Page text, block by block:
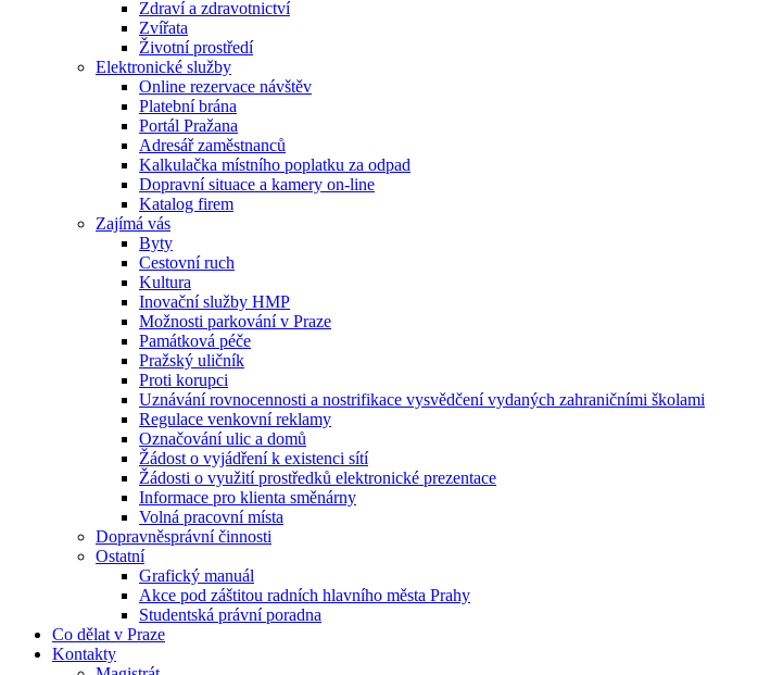
Zdraví a zdravotnictví
Zvířata
Životní prostředí
Elektronické služby
Online rezervace návštěv
Platební brána
Portál Pražana
Adresář zaměstnanců
Kalkulačka místního poplatku za odpad
Dopravní situace a kamery on-line
Katalog firem
Zajímá vás
Byty
Cestovní ruch
Kultura
Inovační služby HMP
Možnosti parkování v Praze
Památková péče
Pražský uličník
Proti korupci
Uznávání rovnocennosti a nostrifikace vysvědčení vydaných zahraničními školami
Regulace venkovní reklamy
Označování ulic a domů
Žádost o vyjádření k existenci sítí
Žádosti o využití prostředků elektronické prezentace
Informace pro klienta směnárny
Volná pracovní místa
Dopravněsprávní činnosti
Ostatní
Grafický manuál
Akce pod záštitou radních hlavního města Prahy
Studentská právní poradna
Co dělat v Praze
Kontakty